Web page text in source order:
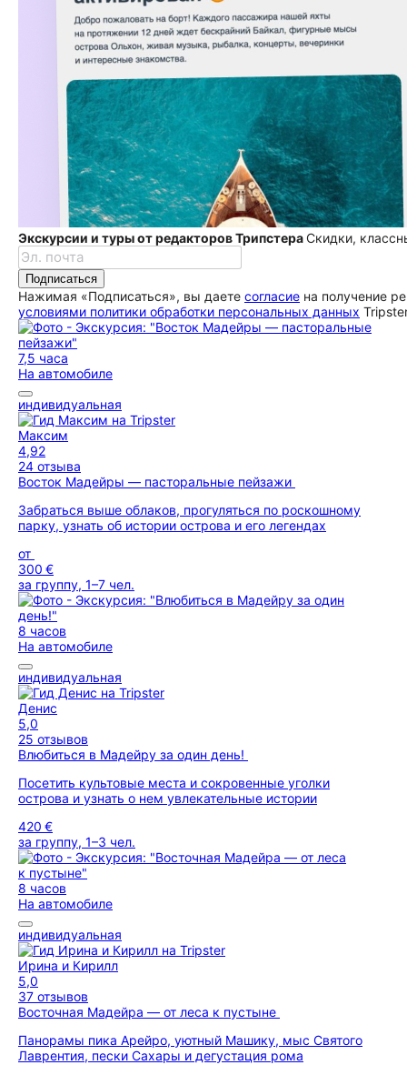
Экскурсии и туры от редакторов ТрипстераСкидки,
Подписаться
Нажимая «Подписаться», вы даете согласие на получение
условиями политики обработки персональных данных
7,5 часа
На автомобиле
индивидуальная
Максим
4,92
24 отзыва
Восток Мадейры — пасторальные пейзажи
Забраться выше облаков, прогуляться по роскошному
парку, узнать об истории острова и его легендах
от
300 €
за группу, 1–7 чел.
8 часов
На автомобиле
индивидуальная
Денис
5,0
25 отзывов
Влюбиться в Мадейру за один день!
Посетить культовые места и сокровенные уголки
острова и узнать о нем увлекательные истории
420 €
за группу, 1–3 чел.
8 часов
На автомобиле
индивидуальная
Ирина и Кирилл
5,0
37 отзывов
Восточная Мадейра — от леса к пустыне
Панорамы пика Арейро, уютный Машику, мыс Святого
Лаврентия, пески Сахары и дегустация рома